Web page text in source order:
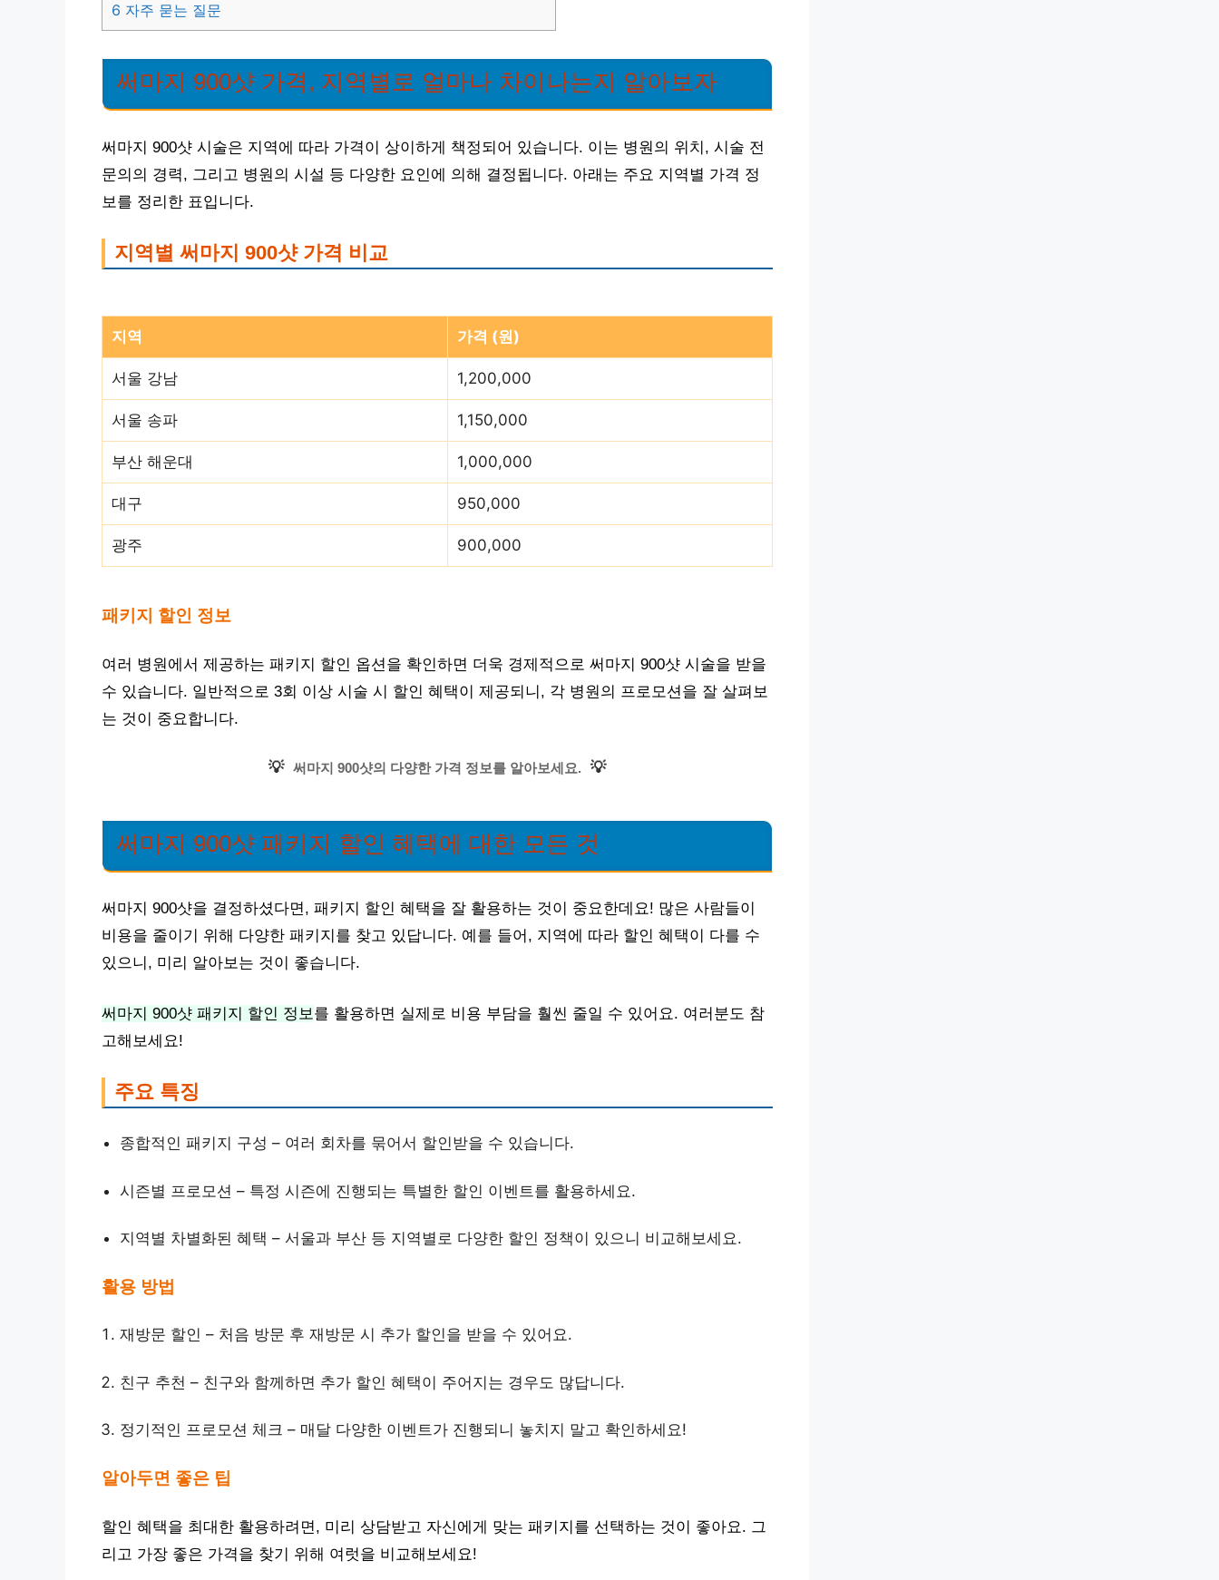
6 자주 묻는 질문
써마지 900샷 가격, 지역별로 얼마나 차이나는지 알아보자
써마지 900샷 시술은 지역에 따라 가격이 상이하게 책정되어 있습니다. 이는 병원의 위치, 시술 전
문의의 경력, 그리고 병원의 시설 등 다양한 요인에 의해 결정됩니다. 아래는 주요 지역별 가격 정
보를 정리한 표입니다.
지역별 써마지 900샷 가격 비교
지역 가격 (원)
서울 강남 1,200,000
서울 송파 1,150,000
부산 해운대 1,000,000
대구 950,000
광주 900,000
패키지 할인 정보
여러 병원에서 제공하는 패키지 할인 옵션을 확인하면 더욱 경제적으로 써마지 900샷 시술을 받을
수 있습니다. 일반적으로 3회 이상 시술 시 할인 혜택이 제공되니, 각 병원의 프로모션을 잘 살펴보
는 것이 중요합니다.
💡 써마지 900샷의 다양한 가격 정보를 알아보세요. 💡
써마지 900샷 패키지 할인 혜택에 대한 모든 것
써마지 900샷을 결정하셨다면, 패키지 할인 혜택을 잘 활용하는 것이 중요한데요! 많은 사람들이
비용을 줄이기 위해 다양한 패키지를 찾고 있답니다. 예를 들어, 지역에 따라 할인 혜택이 다를 수
있으니, 미리 알아보는 것이 좋습니다.
써마지 900샷 패키지 할인 정보 를 활용하면 실제로 비용 부담을 훨씬 줄일 수 있어요. 여러분도 참
고해보세요!
주요 특징
종합적인 패키지 구성 – 여러 회차를 묶어서 할인받을 수 있습니다.
시즌별 프로모션 – 특정 시즌에 진행되는 특별한 할인 이벤트를 활용하세요.
지역별 차별화된 혜택 – 서울과 부산 등 지역별로 다양한 할인 정책이 있으니 비교해보세요.
활용 방법
재방문 할인 – 처음 방문 후 재방문 시 추가 할인을 받을 수 있어요.
친구 추천 – 친구와 함께하면 추가 할인 혜택이 주어지는 경우도 많답니다.
정기적인 프로모션 체크 – 매달 다양한 이벤트가 진행되니 놓치지 말고 확인하세요!
알아두면 좋은 팁
할인 혜택을 최대한 활용하려면, 미리 상담받고 자신에게 맞는 패키지를 선택하는 것이 좋아요. 그
리고 가장 좋은 가격을 찾기 위해 여럿을 비교해보세요!